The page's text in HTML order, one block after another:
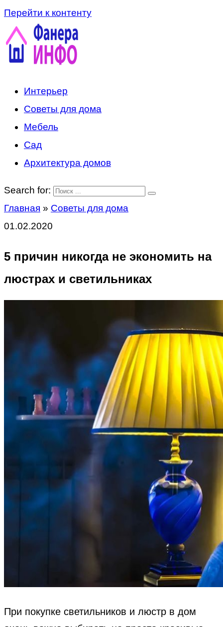
Перейти к контенту
Интерьер
Советы для дома
Мебель
Сад
Архитектура домов
Search for:
Главная » Советы для дома
01.02.2020
5 причин никогда не экономить на
люстрах и светильниках
При покупке светильников и люстр в дом